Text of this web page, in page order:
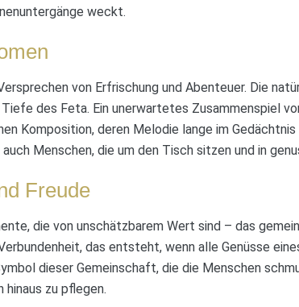
weckt.
von Erfrischung und Abenteuer. Die
des Feta. Ein unerwartetes Zusammenspiel
Komposition, deren Melodie lange im
auch Menschen, die um den Tisch sitzen und in
Freude
die von unschätzbarem Wert sind – das
das entsteht, wenn alle Genüsse
dieser Gemeinschaft, die die Menschen
hinaus zu pflegen.